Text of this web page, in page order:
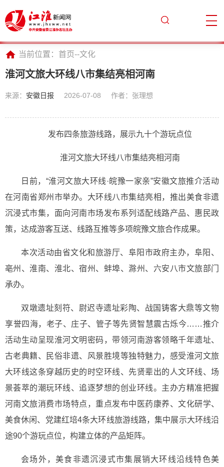
当前位置： 首页--文化
淮河文旅大环线八市集结亮相河南
来源： 安徽日报 2026-07-08 作者：张理想
发布四条旅游线路，展示九十个游玩点位
淮河文旅大环线八市集结亮相河南
日前，“淮河文旅大环线·皖豫一家亲”安徽文旅推介活动
在河南省郑州市举办。大环线八市集结亮相，推出美食非遗
沉浸式市集，面向河南市场发布系列适配线路产品、惠民政
策，达成游客互送、线路互推等多项皖豫文旅合作成果。
本次活动由省文化和旅游厅、阜阳市政府主办，阜阳、
亳州、淮南、淮北、宿州、蚌埠、滁州、六安八市文旅部门
承办。
双墩遗址刻符、尉迟寺遗址彩陶、战国铸客大鼎等文物
享誉四海，老子、庄子、管子等先贤智慧震古烁今……推介
活动生动呈现淮河文明密码，带领河南游客领略千年遗址、
古老典籍、民俗非遗、风景胜境等独特魅力，感受淮河文旅
大环线这条穿越历史的时空环线、先贤辈出的人文环线、场
景荟萃的潮玩环线、追逐梦想的创业环线。主办方精准把握
河南文旅消费市场特点，重点发布中医药康养、文化研学、
美食休闲、党建红培4条大环线旅游线路，集中展示大环线沿
途90个游玩点位，构建立体的产品矩阵。
会场外，美食非遗沉浸式市集展销大环线沿线特色美